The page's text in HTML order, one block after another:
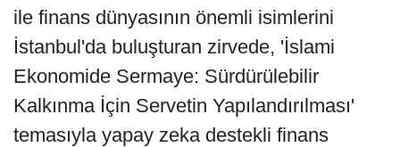
ile finans dünyasının önemli isimlerini
İstanbul'da buluşturan zirvede, 'İslami
Ekonomide Sermaye: Sürdürülebilir
Kalkınma İçin Servetin Yapılandırılması'
temasıyla yapay zeka destekli finans